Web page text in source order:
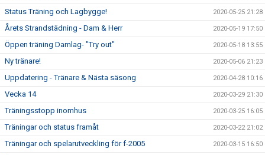
Status Träning och Lagbygge! 2020-05-25 21:28
Årets Strandstädning - Dam & Herr 2020-05-19 17:50
Öppen träning Damlag- "Try out" 2020-05-18 13:55
Ny tränare! 2020-05-06 21:23
Uppdatering - Tränare & Nästa säsong 2020-04-28 10:16
Vecka 14 2020-03-29 21:30
Träningsstopp inomhus 2020-03-25 16:05
Träningar och status framåt 2020-03-22 21:02
Träningar och spelarutveckling för f-2005 2020-03-15 16:50